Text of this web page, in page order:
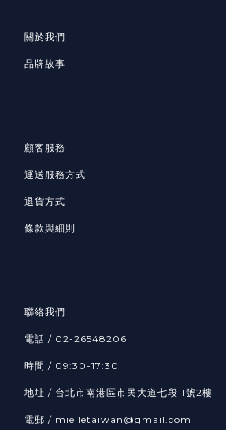
關於我們
品牌故事
顧客服務
運送服務方式
退貨方式
條款與細則
聯絡我們
電話 / 02-26548206
時間 / 09:30-17:30
地址 / 台北市南港區市民大道七段11號2樓
電郵 / mielletaiwan@gmail.com